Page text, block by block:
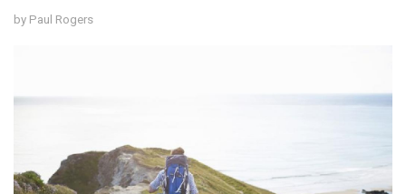
by Paul Rogers